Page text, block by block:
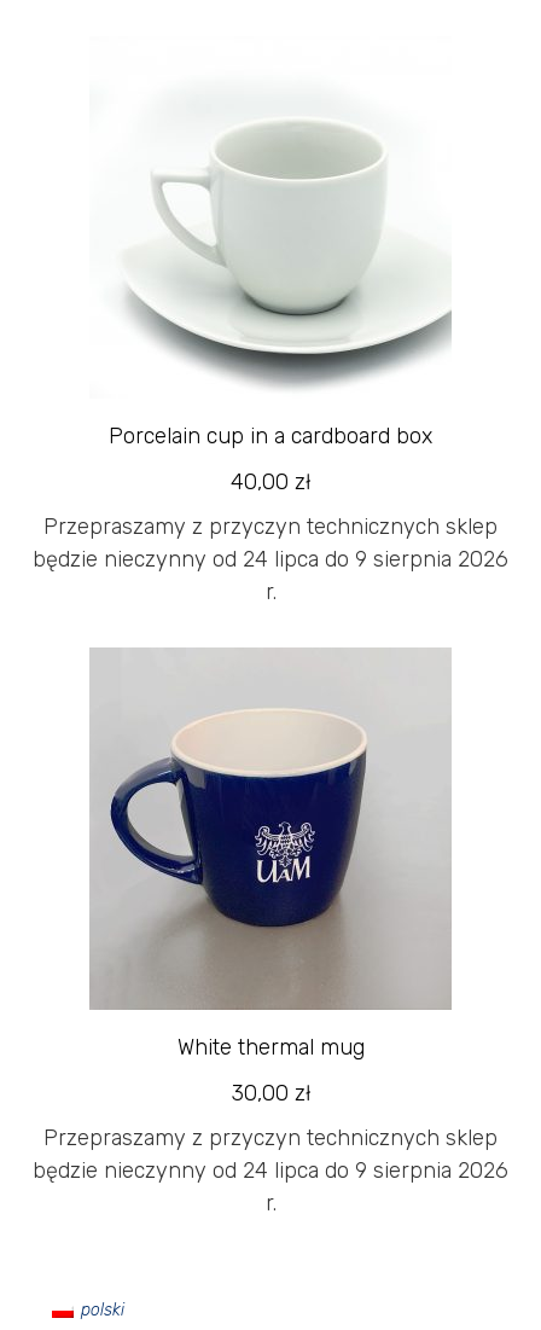
Porcelain cup in a cardboard box
40,00 zł
Przepraszamy z przyczyn technicznych sklep
będzie nieczynny od 24 lipca do 9 sierpnia 2026
r.
White thermal mug
30,00 zł
Przepraszamy z przyczyn technicznych sklep
będzie nieczynny od 24 lipca do 9 sierpnia 2026
r.
polski